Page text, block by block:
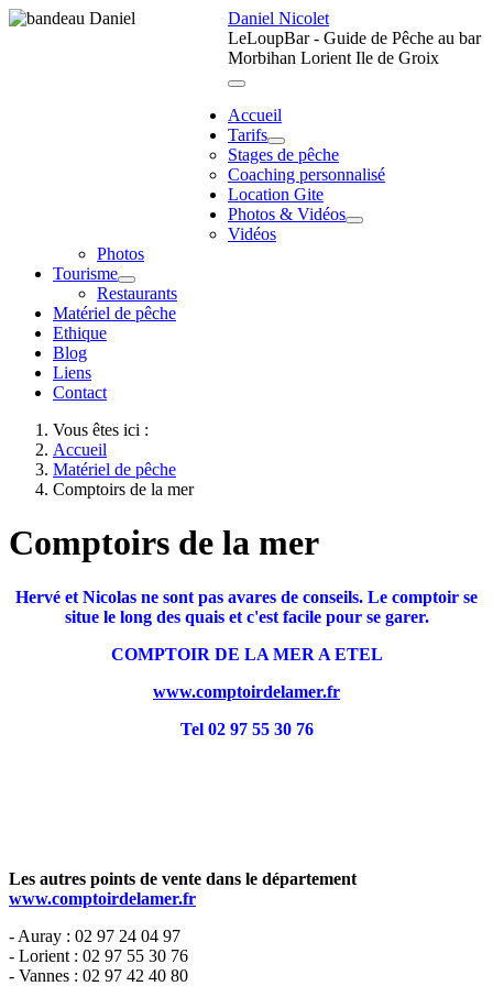
Daniel Nicolet
LeLoupBar - Guide de Pêche au bar
Morbihan Lorient Ile de Groix
Accueil
Tarifs
Stages de pêche
Coaching personnalisé
Location Gite
Photos & Vidéos
Vidéos
Photos
Tourisme
Restaurants
Matériel de pêche
Ethique
Blog
Liens
Contact
Vous êtes ici :
Accueil
Matériel de pêche
Comptoirs de la mer
Comptoirs de la mer
Hervé et Nicolas ne sont pas avares de conseils. Le comptoir se
situe le long des quais et c'est facile pour se garer.
COMPTOIR DE LA MER A ETEL
www.comptoirdelamer.fr
Tel 02 97 55 30 76
Les autres points de vente dans le département
www.comptoirdelamer.fr
- Auray : 02 97 24 04 97
- Lorient : 02 97 55 30 76
- Vannes : 02 97 42 40 80